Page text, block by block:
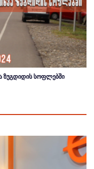
ზუგდიდის სოფლებში